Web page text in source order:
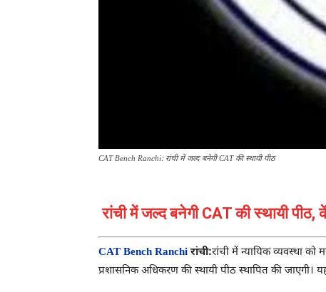
CAT Bench Ranchi: रांची में जल्द बनेगी CAT की स्थायी पीठ
रांची में जल्द बनेगी CAT की स्थायी पीठ,
CAT Bench Ranchi रांची:रांची में न्यायिक व्यवस्था
प्रशासनिक अधिकरण की स्थायी पीठ स्थापित की जाएगी।